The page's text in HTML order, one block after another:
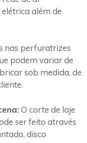
além de
nas perfuratrizes
podem variar de
sob medida, de
O corte de laje
ser feito através
disco